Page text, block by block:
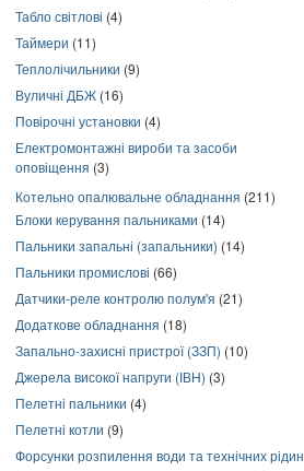
Табло світлові (4)
Таймери (11)
Теплолічильники (9)
Вуличні ДБЖ (16)
Повірочні установки (4)
Електромонтажні вироби та засоби
оповіщення (3)
Котельно опалювальне обладнання (211)
Блоки керування пальниками (14)
Пальники запальні (запальники) (14)
Пальники промислові (66)
Датчики-реле контролю полум'я (21)
Додаткове обладнання (18)
Запально-захисні пристрої (ЗЗП) (10)
Джерела високої напруги (ІВН) (3)
Пелетні пальники (4)
Пелетні котли (9)
Форсунки розпилення води та технічних рідин